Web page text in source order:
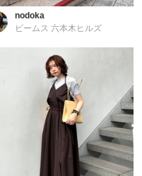
nodoka
ビームス 六本木ヒルズ